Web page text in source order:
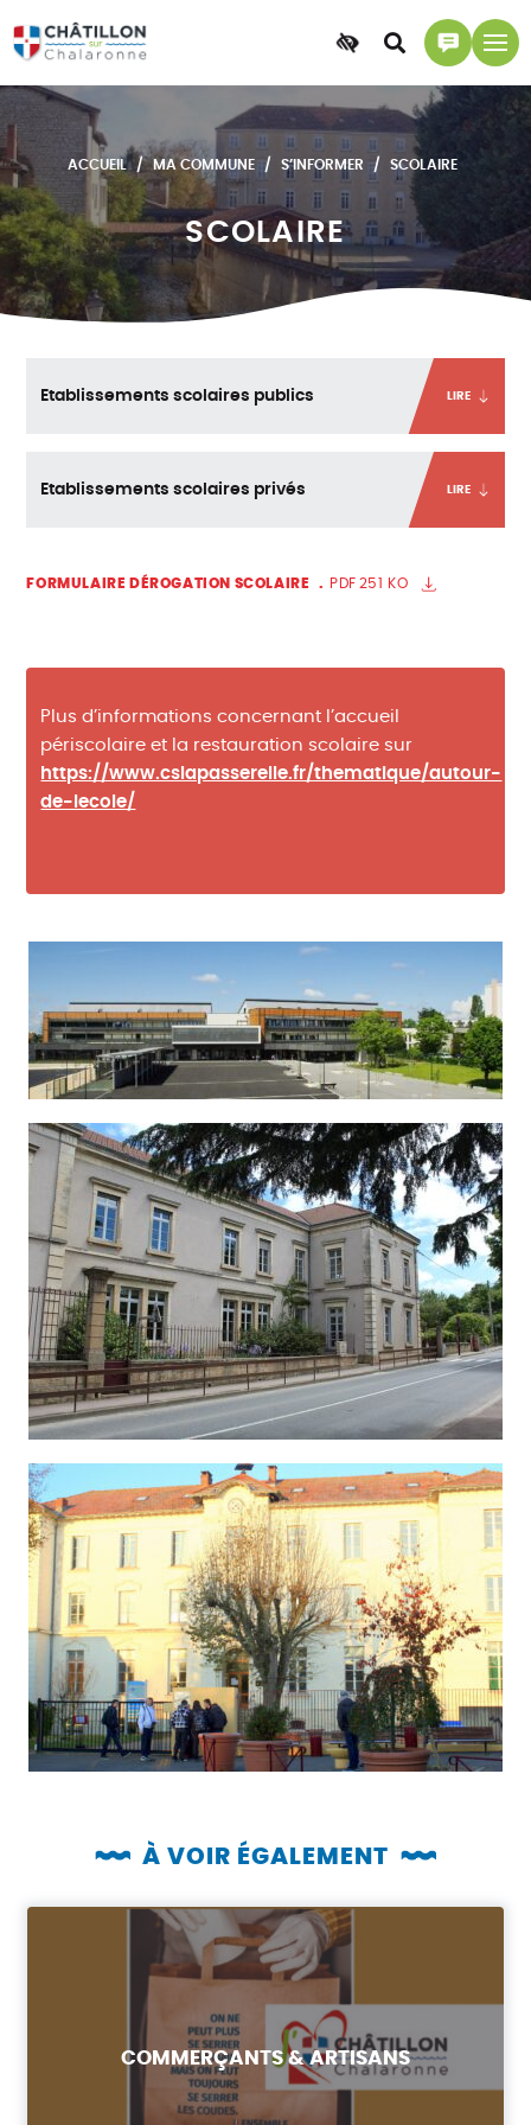
Accessibilité
Accéder
à
la
recherche
Accéder
à
contact
ACCUEIL MA COMMUNE S’INFORMER SCOLAIRE
SCOLAIRE
Etablissements scolaires publics LIRE
Etablissements scolaires privés LIRE
FORMULAIRE DÉROGATION SCOLAIRE PDF 251 KO
Plus d’informations concernant l’accueil
périscolaire et la restauration scolaire sur
https://www.cslapasserelle.fr/thematique/autour-
de-lecole/
À VOIR ÉGALEMENT
COMMERÇANTS & ARTISANS